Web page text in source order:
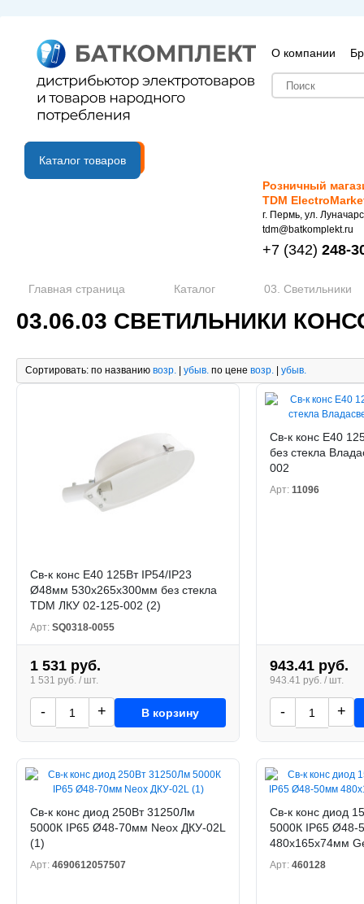
О компании
B2B портал
Каталог товаров
Розничный
TDM
г. Пермь, ул.
tdm@batkomplekt.ru
+7 (342) 248-
Главная страница Каталог 03. Светильники
03.06.03 СВЕТИЛЬНИКИ
Сортировать: по названию возр. | убыв. по цене возр. | убыв.
Св-к конс Е40 125Вт IP54/IP23
Ø48мм 530x265x300мм без стекла
TDM ЛКУ 02-125-002 (2)
Арт: SQ0318-0055
1 531 руб.
1 531 руб. / шт.
- + В корзину
Св-к конс Е40
без стекла
002
Арт: 11096
943.41 руб.
943.41 руб. / шт.
- +
Св-к конс диод 250Вт 31250Лм
5000К IP65 Ø48-70мм Neox ДКУ-02L
(1)
Арт: 4690612057507
Св-к конс диод
5000К IP65 Ø48-
480х165х74мм
Арт: 460128